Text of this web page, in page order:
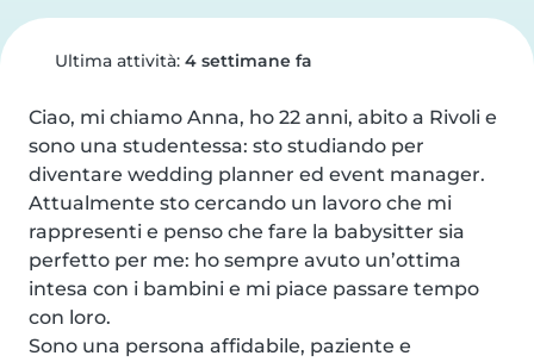
Ultima attività: 4 settimane fa
Ciao, mi chiamo Anna, ho 22 anni, abito a Rivoli e
sono una studentessa: sto studiando per
diventare wedding planner ed event manager.
Attualmente sto cercando un lavoro che mi
rappresenti e penso che fare la babysitter sia
perfetto per me: ho sempre avuto un’ottima
intesa con i bambini e mi piace passare tempo
con loro.
Sono una persona affidabile, paziente e